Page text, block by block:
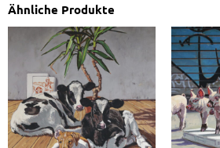
Ähnliche Produkte
Postkarte
»Friends
Menge
Postkarte
»Shutter«
Menge